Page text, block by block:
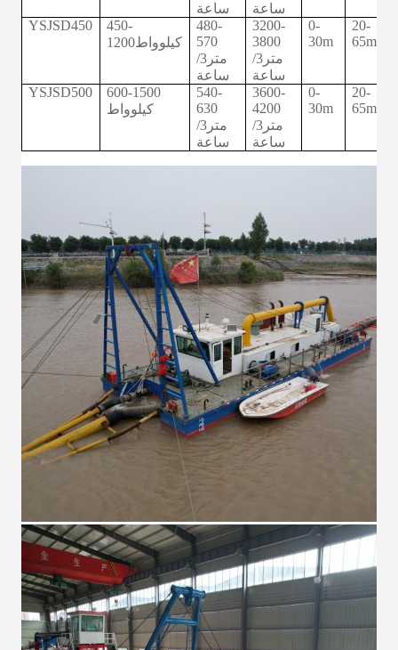
ساعة
ساعة
YSJSD450
450-
1200كيلوواط
480-
570
متر3/
ساعة
3200-
3800
متر3/
ساعة
0-
30m
20-
65m
YSJSD500
600-1500
كيلوواط
540-
630
متر3/
ساعة
3600-
4200
متر3/
ساعة
0-
30m
20-
65m